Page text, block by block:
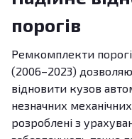
порогів
Ремкомплекти
(2006–2023)
відновити кузов
незначних
розроблені з